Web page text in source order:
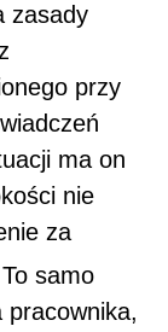
zasady
przy
ma on
nie
za
samo
pracownika,